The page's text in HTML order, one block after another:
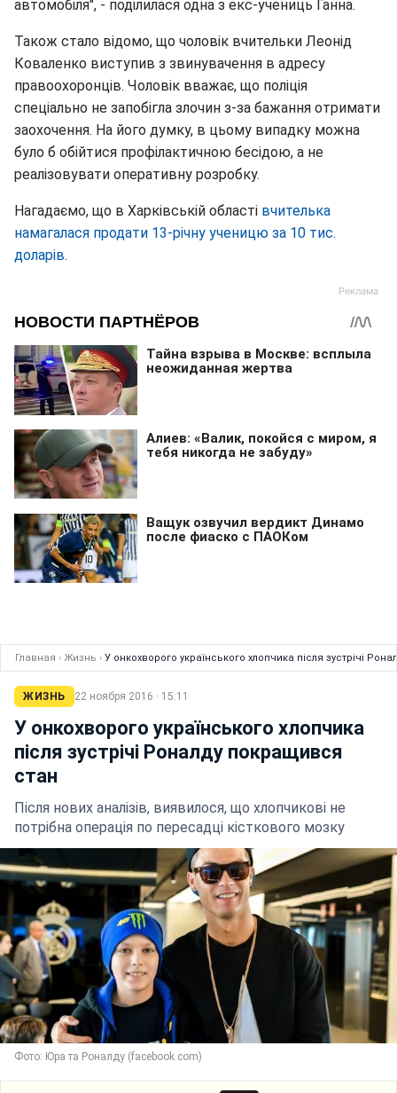
автомобіля", - поділилася одна з екс-учениць Ганна.
Також стало відомо, що чоловік вчительки Леонід
Коваленко виступив з звинувачення в адресу
правоохоронців. Чоловік вважає, що поліція
спеціально не запобігла злочин з-за бажання отримати
заохочення. На його думку, в цьому випадку можна
було б обійтися профілактичною бесідою, а не
реалізовувати оперативну розробку.
Нагадаємо, що в Харківській області вчителька
намагалася продати 13-річну ученицю за 10 тис.
доларів.
Главная › Жизнь › У онкохворого українського хлопчика після зустрічі
ЖИЗНЬ 22 ноября 2016 · 15:11
У онкохворого українського хлопчика
після зустрічі Роналду покращився
стан
Після нових аналізів, виявилося, що хлопчикові не
потрібна операція по пересадці кісткового мозку
Фото: Юра та Роналду (facebook.com)